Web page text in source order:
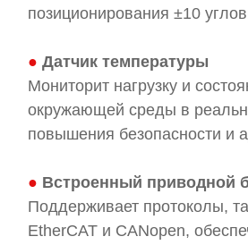
позиционирования ±10
●Датчик температуры
Мониторит нагрузку и
окружающей среды в
повышения безопасности и
● Встроенный приводной
Поддерживает протоколы,
EtherCAT и CANopen,